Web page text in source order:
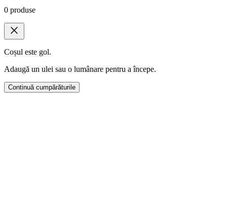
0 produse
Coșul este gol.
Adaugă un ulei sau o lumânare pentru a începe.
Continuă cumpărăturile